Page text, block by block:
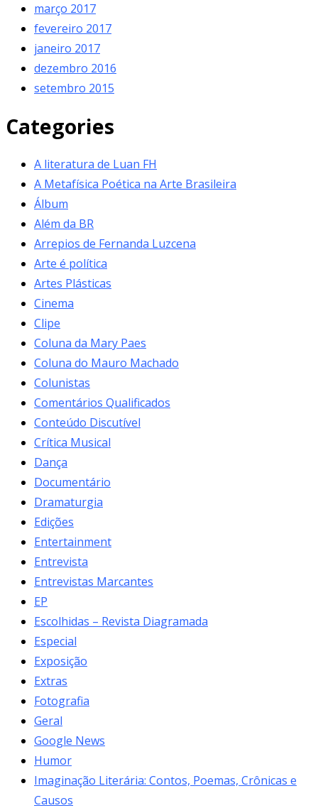
março 2017
fevereiro 2017
janeiro 2017
dezembro 2016
setembro 2015
Categories
A literatura de Luan FH
A Metafísica Poética na Arte Brasileira
Álbum
Além da BR
Arrepios de Fernanda Luzcena
Arte é política
Artes Plásticas
Cinema
Clipe
Coluna da Mary Paes
Coluna do Mauro Machado
Colunistas
Comentários Qualificados
Conteúdo Discutível
Crítica Musical
Dança
Documentário
Dramaturgia
Edições
Entertainment
Entrevista
Entrevistas Marcantes
EP
Escolhidas – Revista Diagramada
Especial
Exposição
Extras
Fotografia
Geral
Google News
Humor
Imaginação Literária: Contos, Poemas, Crônicas e
Causos